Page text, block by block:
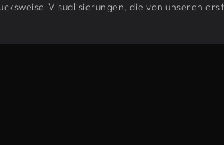
Visualisierungen, die von unseren